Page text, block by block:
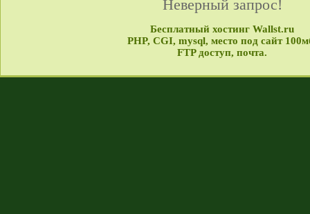
Неверный запрос!
Бесплатный хостинг Wallst.ru
PHP, CGI, mysql, место под сайт
FTP доступ, почта.